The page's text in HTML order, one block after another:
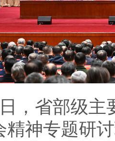
省部级主
精神专题研